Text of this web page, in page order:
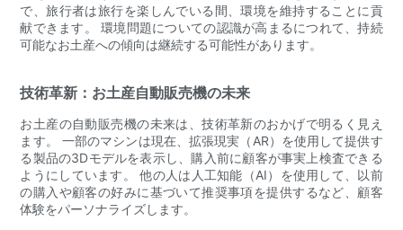
で、旅行者は旅行を楽しんでいる間、環境を維持することに貢
献できます。 環境問題についての認識が高まるにつれて、持続
可能なお土産への傾向は継続する可能性があります。
技術革新：お土産自動販売機の未来
お土産の自動販売機の未来は、技術革新のおかげで明るく見え
ます。 一部のマシンは現在、拡張現実（AR）を使用して提供す
る製品の3Dモデルを表示し、購入前に顧客が事実上検査できる
ようにしています。 他の人は人工知能（AI）を使用して、以前
の購入や顧客の好みに基づいて推奨事項を提供するなど、顧客
体験をパーソナライズします。